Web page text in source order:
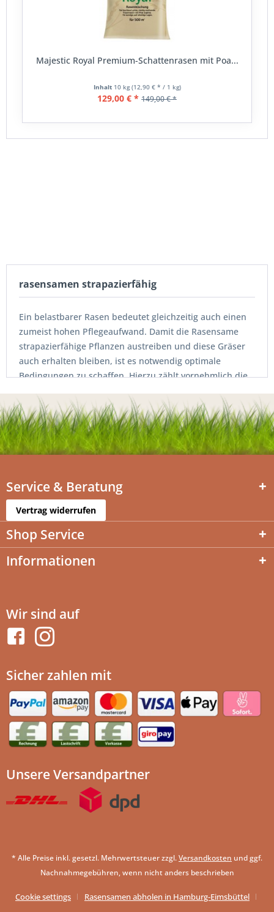
Majestic Royal Premium-Schattenrasen mit Poa...
Inhalt 10 kg(12,90 € * / 1 kg)
129,00 € * 149,00 € *
rasensamen strapazierfähig
Ein belastbarer Rasen bedeutet gleichzeitig auch einen
zumeist hohen Pflegeaufwand. Damit die Rasensame
strapazierfähige Pflanzen austreiben und diese Gräser
auch erhalten bleiben, ist es notwendig optimale
Bedingungen zu schaffen. Hierzu zählt vornehmlich die
Bearbeiten des Bodens mittels eines Vertikutierers. Der
regelmäßige Rasenschnitt ist speziell in den
Wachstumsmonate ein elementarer Teil der Pflege, da
hierdurch die Bestockung angeregt wird.
Service & Beratung
Vertrag widerrufen
Shop Service
Informationen
Wir sind auf
Sicher zahlen mit
Unsere Versandpartner
* Alle Preise inkl. gesetzl. Mehrwertsteuer zzgl.Versandkosten und ggf.
Nachnahmegebühren, wenn nicht anders beschrieben
Cookie settings Rasensamen abholen in Hamburg-Eimsbüttel